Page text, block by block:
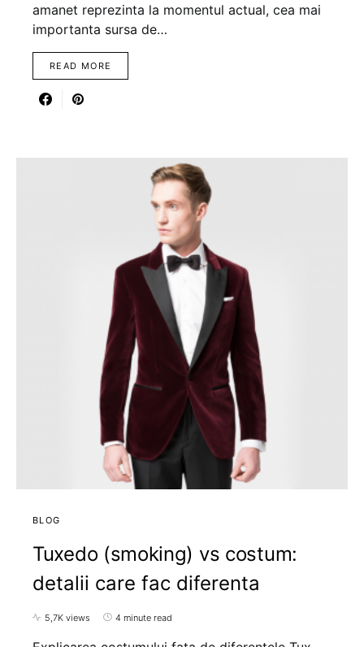
amanet reprezinta la momentul actual, cea mai
importanta sursa de…
READ MORE
BLOG
Tuxedo (smoking) vs costum:
detalii care fac diferenta
5,7K views 4 minute read